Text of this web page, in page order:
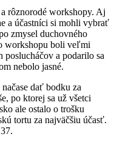
rôznorodé workshopy. Aj
a účastníci si mohli vybrať
zmysel duchovného
workshopu boli veľmi
poslucháčov a podarilo sa
nebolo jasné.
dať bodku za
po ktorej sa už všetci
ale ostalo o trošku
tortu za najväčšiu účasť.